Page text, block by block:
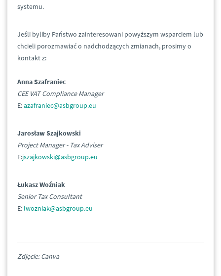
systemu.
Jeśli byliby Państwo zainteresowani powyższym wsparciem lub
chcieli porozmawiać o nadchodzących zmianach, prosimy o
kontakt z:
Anna Szafraniec
CEE VAT Compliance Manager
E:azafraniec@asbgroup.eu
Jarosław Szajkowski
Project Manager - Tax Adviser
E:jszajkowski@asbgroup.eu
Łukasz Woźniak
Senior Tax Consultant
E: lwozniak@asbgroup.eu
Zdjęcie: Canva